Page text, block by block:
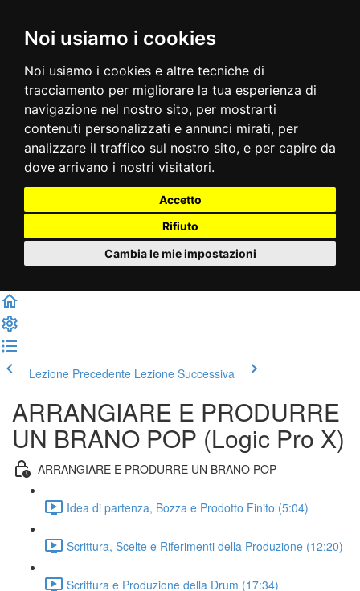
Noi usiamo i cookies
Noi usiamo i cookies e altre tecniche di
tracciamento per migliorare la tua esperienza di
navigazione nel nostro sito, per mostrarti
contenuti personalizzati e annunci mirati, per
analizzare il traffico sul nostro sito, e per capire da
dove arrivano i nostri visitatori.
Accetto
Rifiuto
Cambia le mie impostazioni
Lezione Precedente Lezione Successiva
ARRANGIARE E PRODURRE
UN BRANO POP (Logic Pro X)
ARRANGIARE E PRODURRE UN BRANO POP
Idea di partenza, Bozza e Prodotto Finito (5:04)
Scrittura, Scelte e Riferimenti della Produzione (12:20)
Scrittura e Produzione della Drum (17:34)